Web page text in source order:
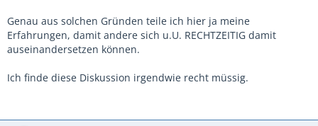
Genau aus solchen Gründen teile ich hier ja meine
Erfahrungen, damit andere sich u.U. RECHTZEITIG damit
auseinandersetzen können.
Ich finde diese Diskussion irgendwie recht müssig.